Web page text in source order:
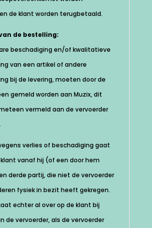
de klant worden terugbetaald.
de bestelling:
beschadiging en/of kwalitatieve
van een artikel of andere
bij de levering, moeten door de
gemeld worden aan Muzix, dit
vermeld aan de vervoerder
verlies of beschadiging gaat
vanaf hij (of een door hem
derde partij, die niet de vervoerder
fysiek in bezit heeft gekregen.
echter al over op de klant bij
de vervoerder, als de vervoerder